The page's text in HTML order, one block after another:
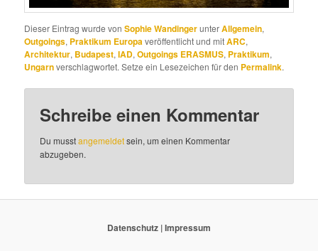
Dieser Eintrag wurde vonSophie WandingerunterAllgemein,
Outgoings, Praktikum Europaveröffentlicht und mitARC,
Architektur, Budapest,IAD,Outgoings ERASMUS, Praktikum,
Ungarnverschlagwortet. Setze ein Lesezeichen für den Permalink.
Schreibe einen Kommentar
Du musstangemeldetsein, um einen Kommentar
abzugeben.
Datenschutz |Impressum